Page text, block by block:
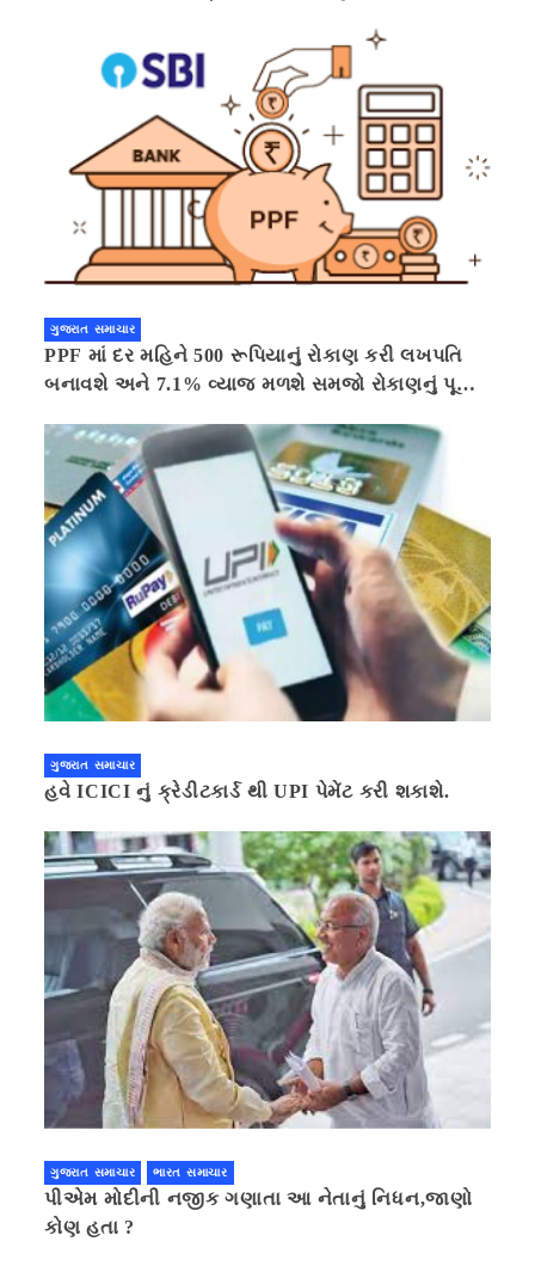
ગુજરાત સમાચાર
PPF માં દર મહિને 500 રૂપિયાનું રોકાણ કરી લખપતિ
બનાવશે અને 7.1% વ્યાજ મળશે સમજો રોકાણનું પૂરું
ગુજરાત સમાચાર
હવે ICICI નું ક્રેડીટકાર્ડ થી UPI પેમેંટ કરી શકાશે.
ગુજરાત સમાચાર ભારત સમાચાર
પીએમ મોદીની નજીક ગણાતા આ નેતાનું નિધન,જાણો
કોણ હતા ?